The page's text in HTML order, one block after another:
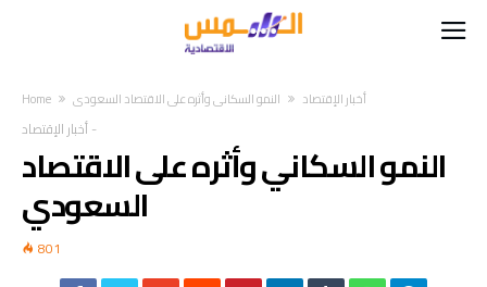
Home أخبار الإقتصاد النمو السكاني وأثره على الاقتصاد السعودي
أخبار الإقتصاد-
النمو السكاني وأثره على الاقتصاد
السعودي
801